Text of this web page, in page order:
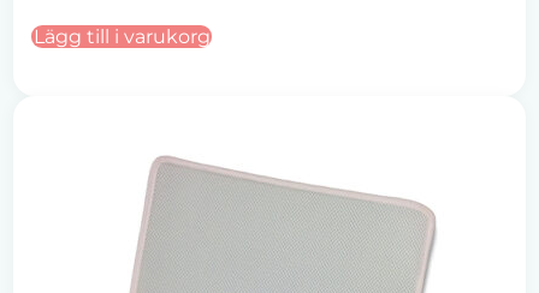
priset
var:
priset
är:
Lägg till i varukorg